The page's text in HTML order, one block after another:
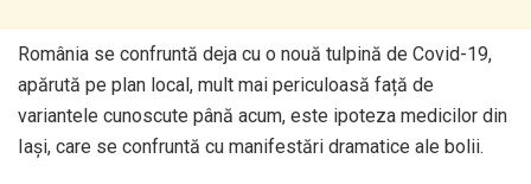
România se confruntă deja cu o nouă tulpină de Covid-19,
apărută pe plan local, mult mai periculoasă față de
variantele cunoscute până acum, este ipoteza medicilor din
Iași, care se confruntă cu manifestări dramatice ale bolii.